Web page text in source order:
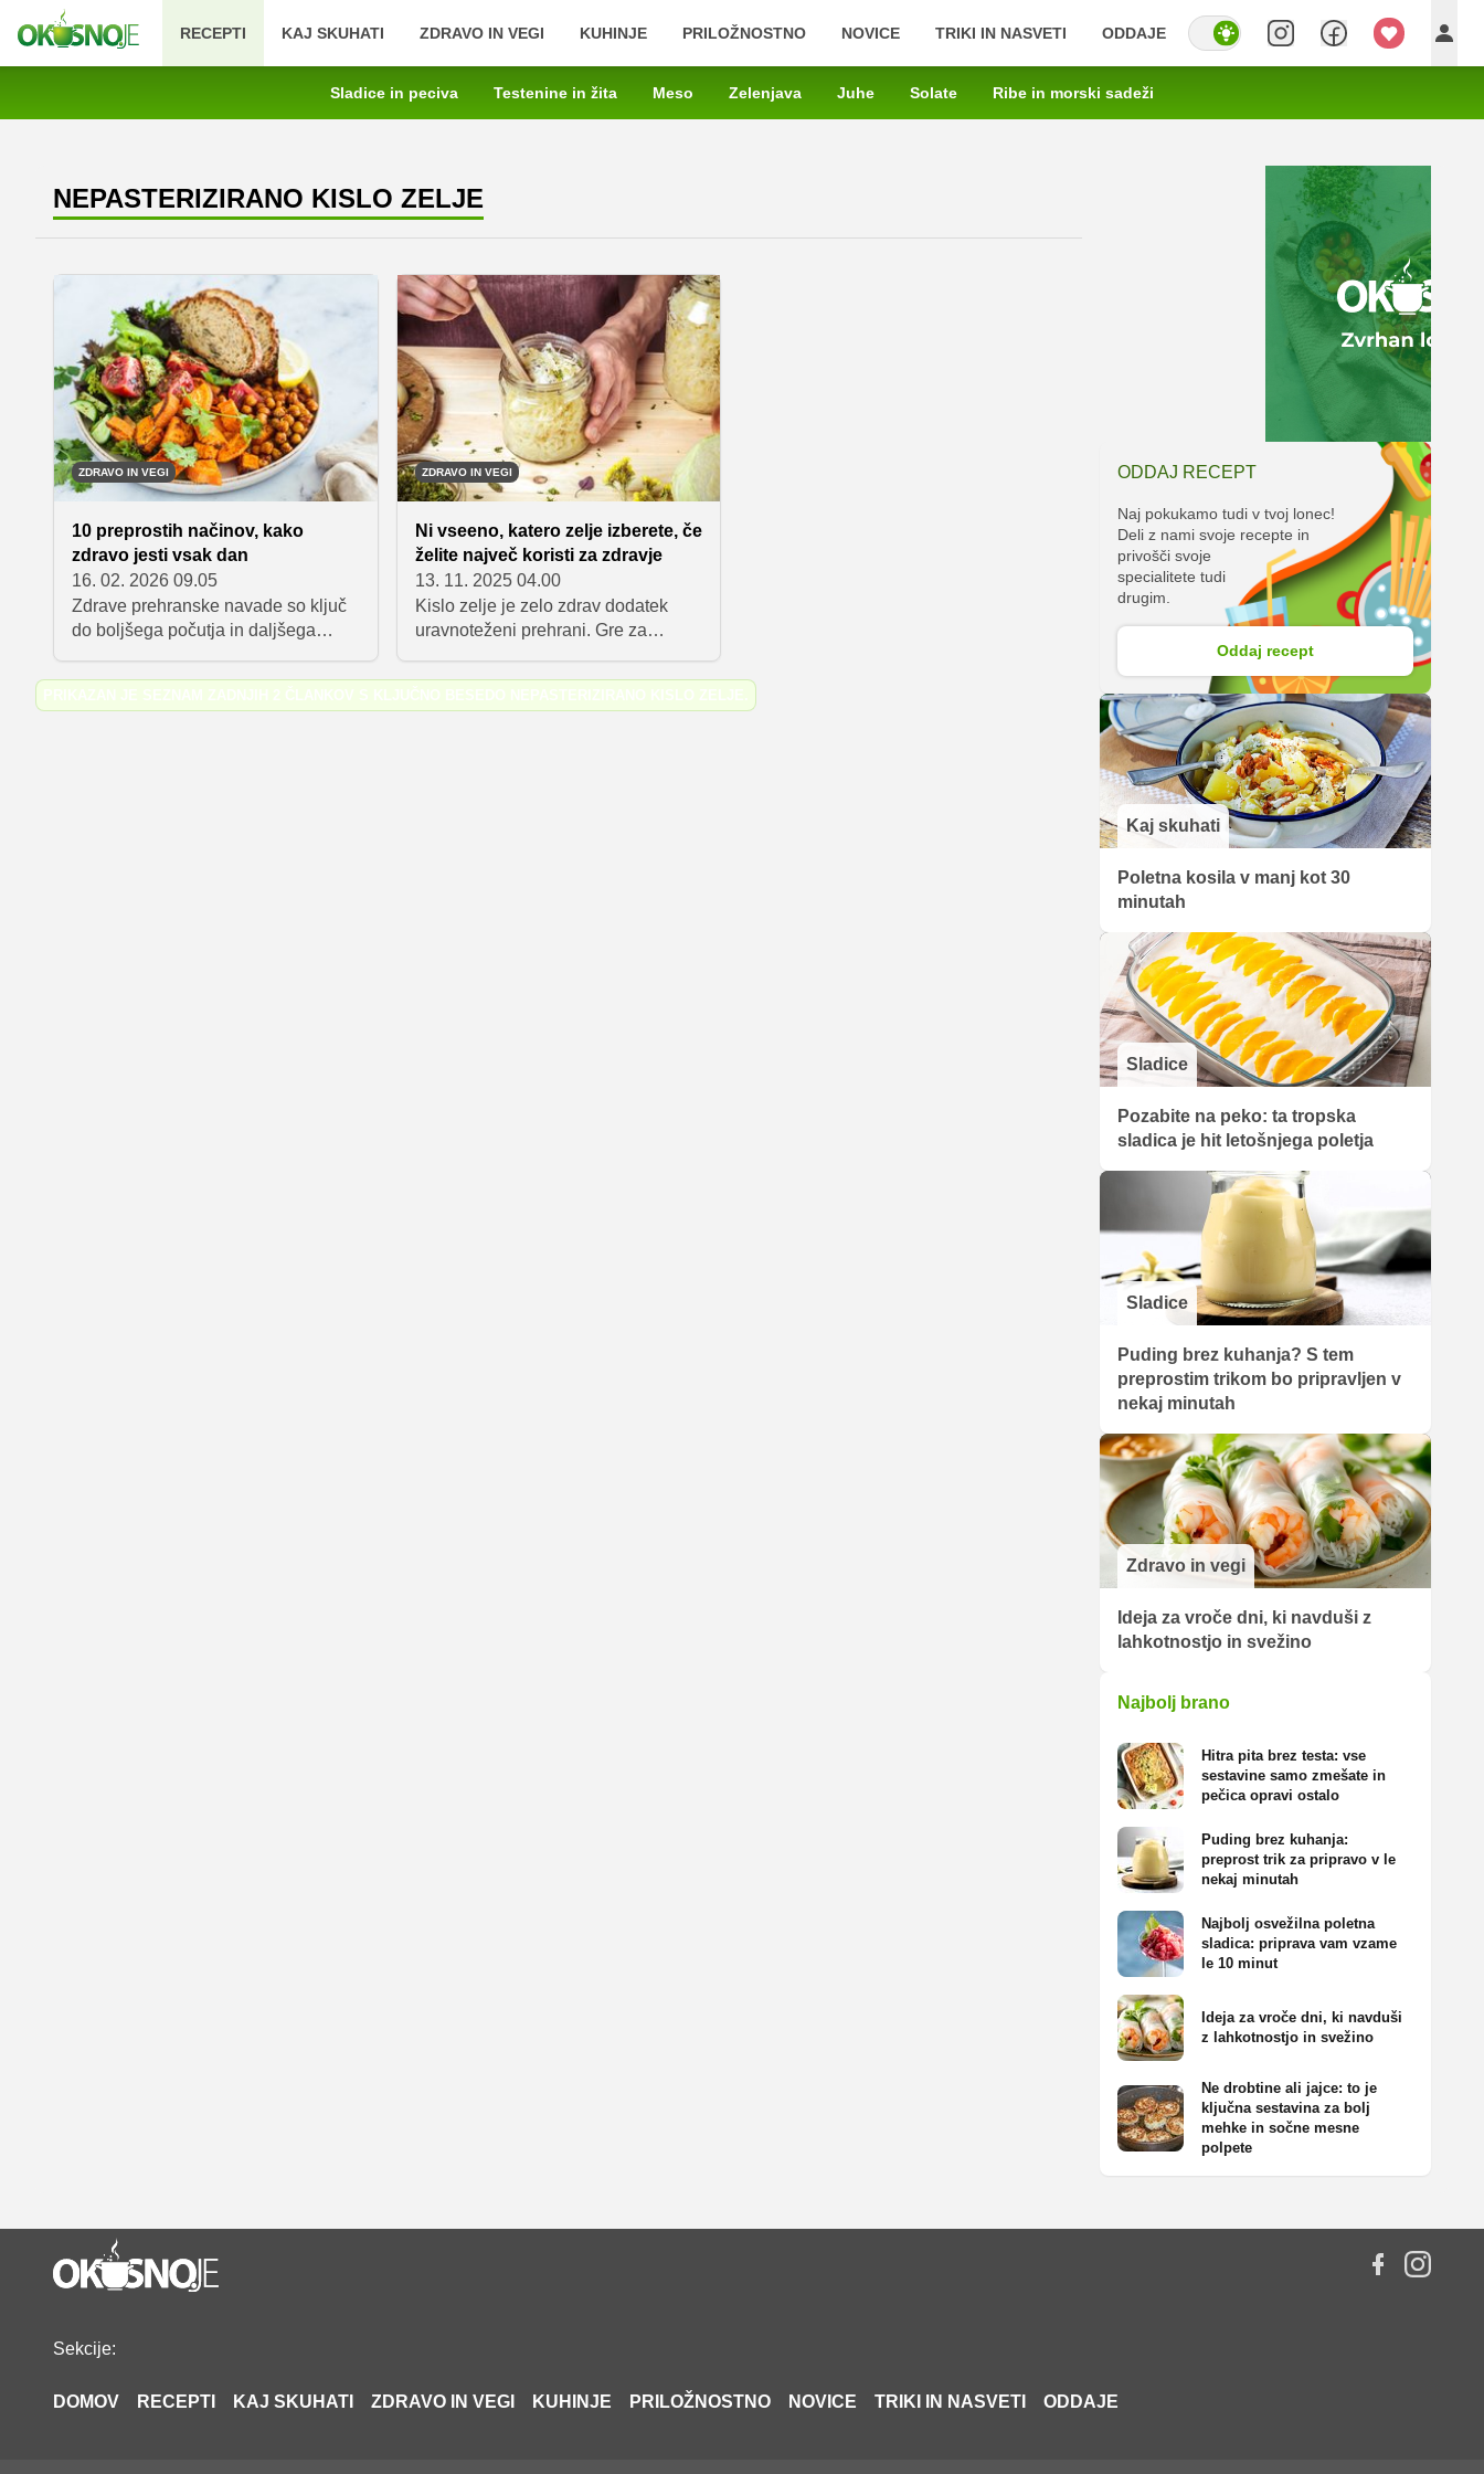
RECEPTI KAJ SKUHATI ZDRAVO IN VEGI KUHINJE PRILOŽNOSTNO NOVICE TRIKI IN NASVETI ODDAJE
Sladice in peciva Testenine in žita Meso Zelenjava Juhe Solate Ribe in morski sadeži
NEPASTERIZIRANO KISLO ZELJE
ZDRAVO IN VEGI
10 preprostih načinov, kako
zdravo jesti vsak dan
16. 02. 2026 09.05
Zdrave prehranske navade so ključ
do boljšega počutja in daljšega
različnih kulturah po svetu, kjer so
preproste prehranske prakse
ZDRAVO IN VEGI
Ni vseeno, katero zelje izberete, če
želite največ koristi za zdravje
13. 11. 2025 04.00
Kislo zelje je zelo zdrav dodatek
uravnoteženi prehrani. Gre za
bakterije, koristne za prebavila in
imunski sistem, vlaknine v njem pa
PRIKAZAN JE SEZNAM ZADNJIH 2 ČLANKOV S KLJUČNO BESEDO NEPASTERIZIRANO KISLO ZELJE.
ODDAJ RECEPT
Naj pokukamo tudi v tvoj lonec!
Deli z nami svoje recepte in
privošči svoje
specialitete tudi
drugim.
Oddaj recept
Kaj skuhati
Poletna kosila v manj kot 30
minutah
Sladice
Pozabite na peko: ta tropska
sladica je hit letošnjega poletja
Sladice
Puding brez kuhanja? S tem
preprostim trikom bo pripravljen v
nekaj minutah
Zdravo in vegi
Ideja za vroče dni, ki navduši z
lahkotnostjo in svežino
Najbolj brano
Hitra pita brez testa: vse
sestavine samo zmešate in
pečica opravi ostalo
Puding brez kuhanja:
preprost trik za pripravo v le
nekaj minutah
Najbolj osvežilna poletna
sladica: priprava vam vzame
le 10 minut
Ideja za vroče dni, ki navduši
z lahkotnostjo in svežino
Ne drobtine ali jajce: to je
ključna sestavina za bolj
mehke in sočne mesne
polpete
Sekcije:
DOMOV RECEPTI KAJ SKUHATI ZDRAVO IN VEGI KUHINJE PRILOŽNOSTNO NOVICE TRIKI IN NASVETI ODDAJE